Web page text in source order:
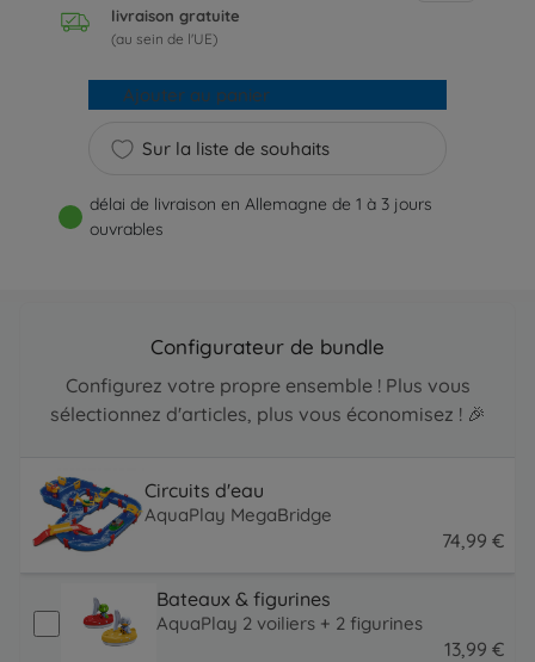
livraison gratuite
(au sein de l'UE)
Sur la liste de souhaits
Ajouter au panier
délai de livraison en Allemagne de 1 à 3 jours
ouvrables
Configurateur de bundle
Configurez votre propre ensemble ! Plus vous
sélectionnez d'articles, plus vous économisez ! 🎉
Circuits d'eau
AquaPlay MegaBridge
74,99 €
Bateaux & figurines
AquaPlay 2 voiliers + 2 figurines
13 99 €